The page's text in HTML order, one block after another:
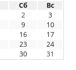
Сб
Вс
2
3
9
10
16
17
23
24
30 31